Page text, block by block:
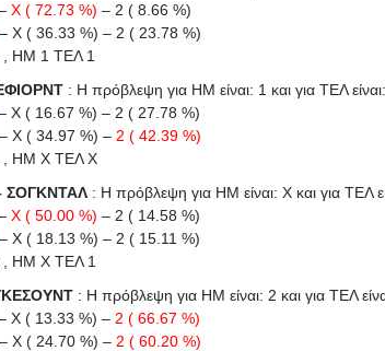
X ( 72.73 %) – 2 ( 8.66 %)
– X ( 36.33 %) – 2 ( 23.78 %)
, ΗΜ 1 ΤΕΛ 1
: Η πρόβλεψη για HΜ είναι: 1 και για ΤΕΛ
X ( 16.67 %) – 2 ( 27.78 %)
X ( 34.97 %) – 2 ( 42.39 %)
, ΗΜ X ΤΕΛ X
ΣΟΓΚΝΤΑΛ : Η πρόβλεψη για HΜ είναι: X και για ΤΕΛ
X ( 50.00 %) – 2 ( 14.58 %)
– X ( 18.13 %) – 2 ( 15.11 %)
, ΗΜ X ΤΕΛ 1
: Η πρόβλεψη για HΜ είναι: 2 και για ΤΕΛ
X ( 13.33 %) – 2 ( 66.67 %)
X ( 24.70 %) – 2 ( 60.20 %)